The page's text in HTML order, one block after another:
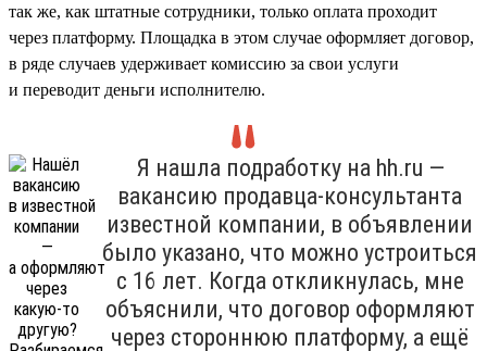
так же, как штатные сотрудники, только оплата проходит
через платформу. Площадка в этом случае оформляет договор,
в ряде случаев удерживает комиссию за свои услуги
и переводит деньги исполнителю.
Я нашла подработку на hh.ru —
вакансию продавца-консультанта
известной компании, в объявлении
было указано, что можно устроиться
с 16 лет. Когда откликнулась, мне
объяснили, что договор оформляют
через стороннюю платформу, а ещё